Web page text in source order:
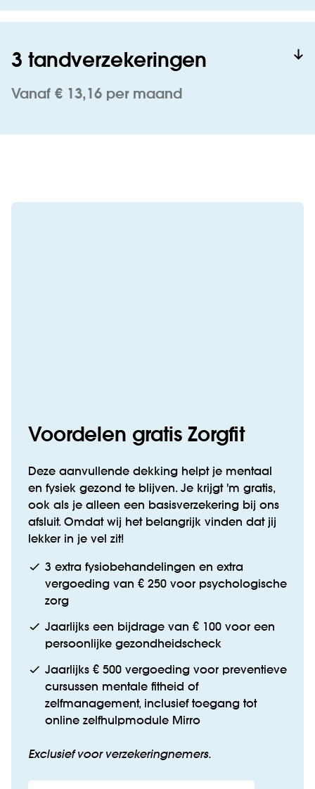
3 tandverzekeringen
Vanaf € 13,16 per maand
Voordelen gratis Zorgfit
Deze aanvullende dekking helpt je mentaal
en fysiek gezond te blijven. Je krijgt 'm gratis,
ook als je alleen een basisverzekering bij ons
afsluit. Omdat wij het belangrijk vinden dat jij
lekker in je vel zit!
3 extra fysiobehandelingen en extra
vergoeding van € 250 voor psychologische
zorg
Jaarlijks een bijdrage van € 100 voor een
persoonlijke gezondheidscheck
Jaarlijks € 500 vergoeding voor preventieve
cursussen mentale fitheid of
zelfmanagement, inclusief toegang tot
online zelfhulpmodule Mirro
Exclusief voor verzekeringnemers.